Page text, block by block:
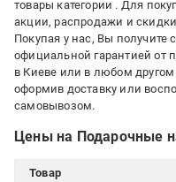
товары категории . Для
акции, распродажи и
Покупая у нас, Вы получите
официальной гарантией от
в Киеве или в любом
оформив доставку или
самовывозом.
Цены на Подарочные
Товар